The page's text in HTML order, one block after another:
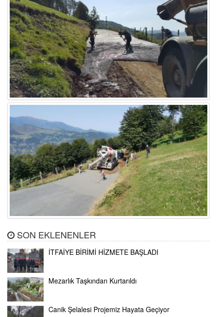
SON EKLENENLER
İTFAİYE BİRİMİ HİZMETE BAŞLADI
Mezarlık Taşkından Kurtarıldı
Canik Şelalesi Projemiz Hayata Geçiyor